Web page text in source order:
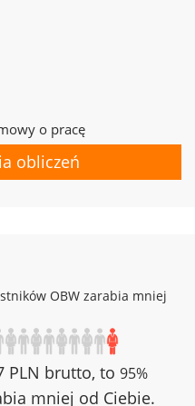
o pracę
obliczeń
OBW zarabia mniej
PLN brutto, to 95%
mniej od Ciebie.